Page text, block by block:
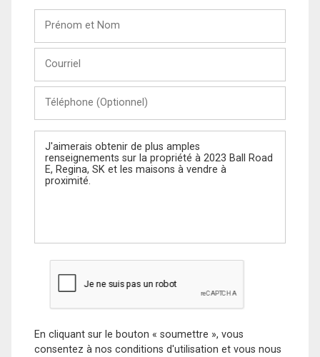
Nom
(Optionnel)
Message
En cliquant sur le bouton « soumettre », vous
consentez à nos conditions d'utilisation et vous nous